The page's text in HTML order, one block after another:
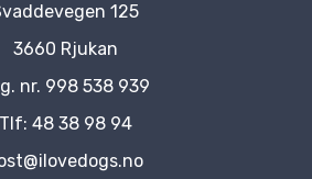
125
3660 Rjukan
nr. 998 538 939
Tlf: 48 38 98 94